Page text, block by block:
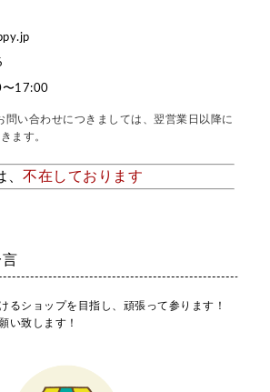
〜17:00
問い合わせにつきましては、翌営業日以降に
ます。
、 不在しております
るショップを目指し、頑張って参ります！
い致します！